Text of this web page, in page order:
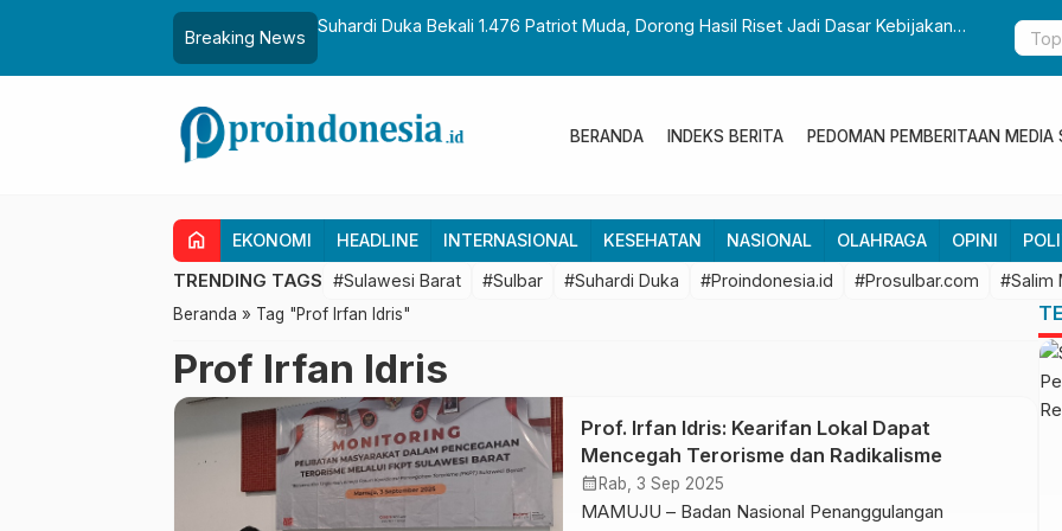
Breaking News
Hasil Riset Jadi Dasar Kebijakan
Gubernur Sulbar Perkuat Kolaborasi Riset dengan BRIN untuk Mendukung
Temui
BERANDA INDEKS BERITA PEDOMAN PEMBERITAAN MEDIA
home EKONOMI HEADLINE INTERNASIONAL KESEHATAN NASIONAL OLAHRAGA OPINI
TRENDING TAGS #Sulawesi Barat #Sulbar #Suhardi Duka #Proindonesia.id #Prosulbar.com #Salim
Beranda » Tag "Prof Irfan Idris"
Prof Irfan Idris
Prof. Irfan Idris: Kearifan Lokal Dapat
Mencegah Terorisme dan Radikalisme
calendar_month Rab, 3 Sep 2025
MAMUJU – Badan Nasional Penanggulangan